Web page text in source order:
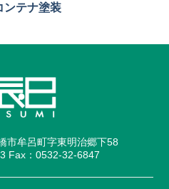
ンテナ塗装
市牟呂町字東明治郷下58
Fax：0532-32-6847